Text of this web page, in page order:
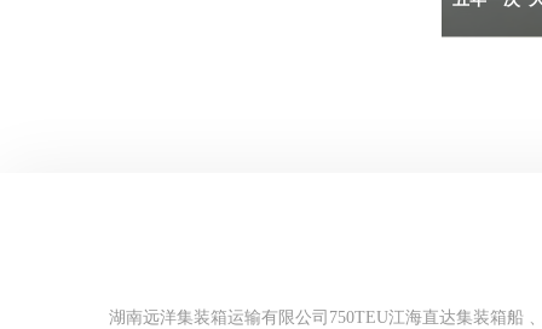
湖南远洋集装箱运输有限公司750TEU江海直达集装箱船